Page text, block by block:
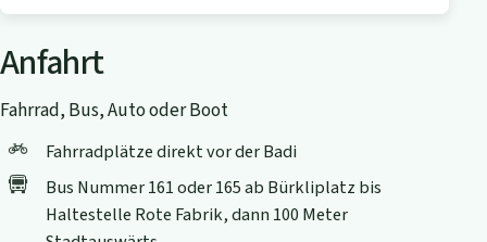
Anfahrt
Fahrrad, Bus, Auto oder Boot
Fahrradplätze direkt vor der Badi
Bus Nummer 161 oder 165 ab Bürkliplatz bis
Haltestelle Rote Fabrik, dann 100 Meter